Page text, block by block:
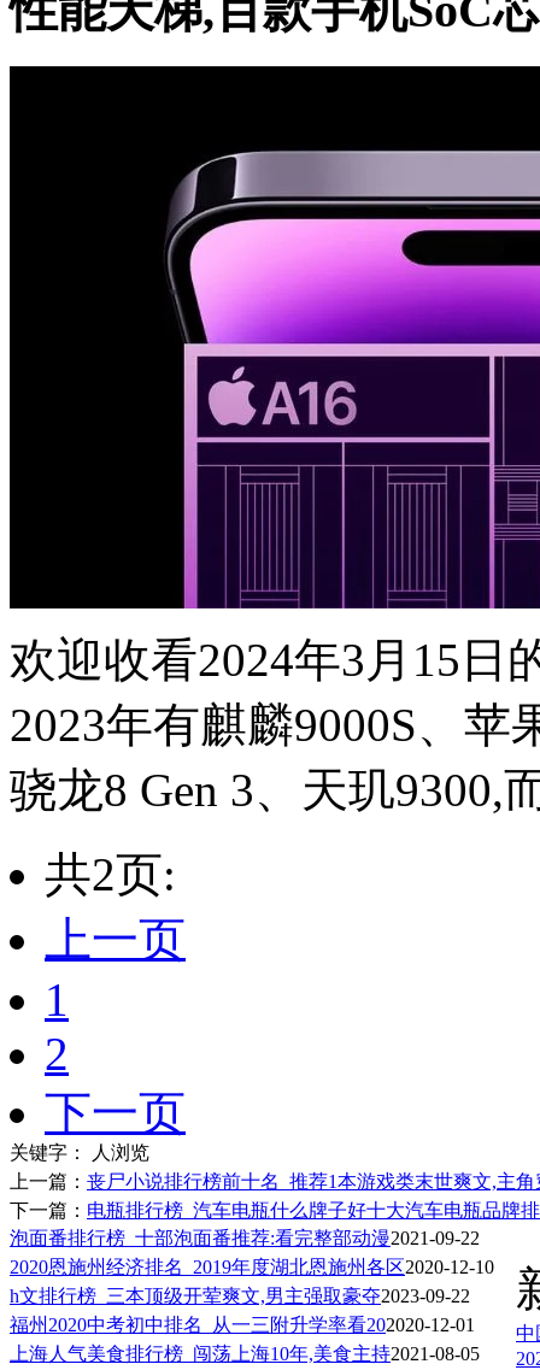
欢迎收看2024年3月15日
2023年有麒麟9000S、苹
骁龙8 Gen 3、天玑9300,
共2页:
上一页
1
2
下一页
关键字：
人浏览
上一篇： 丧尸小说排行榜前十名_推荐1本游戏类末世爽文,主
下一篇： 电瓶排行榜_汽车电瓶什么牌子好十大汽车电瓶品牌
泡面番排行榜_十部泡面番推荐:看完整部动漫2021-09-22
2020恩施州经济排名_2019年度湖北恩施州各区2020-12-10
h文排行榜_三本顶级开荤爽文,男主强取豪夺2023-09-22
福州2020中考初中排名_从一三附升学率看202020-12-01
上海人气美食排行榜_闯荡上海10年,美食主持2021-08-05
中